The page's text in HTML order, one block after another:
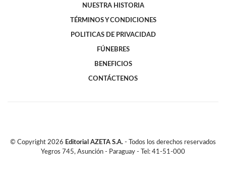
NUESTRA HISTORIA
TÉRMINOS Y CONDICIONES
POLITICAS DE PRIVACIDAD
FÚNEBRES
BENEFICIOS
CONTÁCTENOS
© Copyright 2026 Editorial AZETA S.A. - Todos los derechos reservados
Yegros 745, Asunción - Paraguay - Tel: 41-51-000